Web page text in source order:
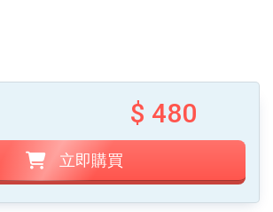
$ 480
立即購買